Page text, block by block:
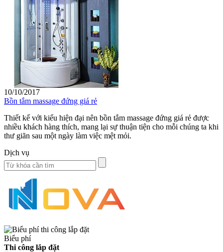
10/10/2017
Bồn tắm massage đứng giá rẻ
Thiết kế với kiểu hiện đại nên bồn tắm massage đứng giá rẻ được
nhiều khách hàng thích, mang lại sự thuận tiện cho mỗi chúng ta khi
thư giãn sau một ngày làm việc mệt mỏi.
Dịch vụ
Biểu phí
Thi công lắp đặt